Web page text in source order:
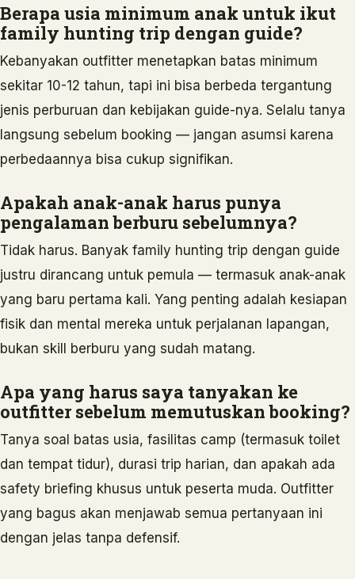
Berapa usia minimum anak untuk ikut
family hunting trip dengan guide?
Kebanyakan outfitter menetapkan batas minimum
sekitar 10-12 tahun, tapi ini bisa berbeda tergantung
jenis perburuan dan kebijakan guide-nya. Selalu tanya
langsung sebelum booking — jangan asumsi karena
perbedaannya bisa cukup signifikan.
Apakah anak-anak harus punya
pengalaman berburu sebelumnya?
Tidak harus. Banyak family hunting trip dengan guide
justru dirancang untuk pemula — termasuk anak-anak
yang baru pertama kali. Yang penting adalah kesiapan
fisik dan mental mereka untuk perjalanan lapangan,
bukan skill berburu yang sudah matang.
Apa yang harus saya tanyakan ke
outfitter sebelum memutuskan booking?
Tanya soal batas usia, fasilitas camp (termasuk toilet
dan tempat tidur), durasi trip harian, dan apakah ada
safety briefing khusus untuk peserta muda. Outfitter
yang bagus akan menjawab semua pertanyaan ini
dengan jelas tanpa defensif.